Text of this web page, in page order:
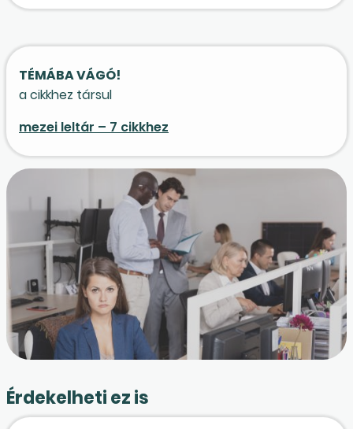
TÉMÁBA VÁGÓ!
a cikkhez társul
mezei leltár – 7 cikkhez
Érdekelheti ez is